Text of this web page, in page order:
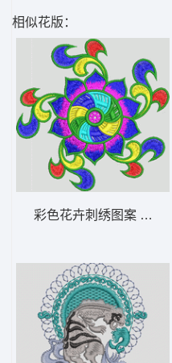
相似花版：
彩色花卉刺绣图案 佛绣